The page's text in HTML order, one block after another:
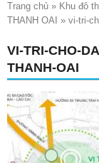
Trang chủ » Khu đô
THANH OAI » vi-tri-
VI-TRI-CHO-
THANH-OAI